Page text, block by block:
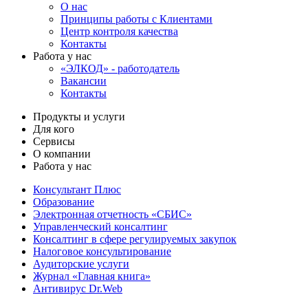
О нас
Принципы работы с Клиентами
Центр контроля качества
Контакты
Работа у нас
«ЭЛКОД» - работодатель
Вакансии
Контакты
Продукты и услуги
Для кого
Сервисы
О компании
Работа у нас
Консультант Плюс
Образование
Электронная отчетность «СБИС»
Управленческий консалтинг
Консалтинг в сфере регулируемых закупок
Налоговое консультирование
Аудиторские услуги
Журнал «Главная книга»
Антивирус Dr.Web